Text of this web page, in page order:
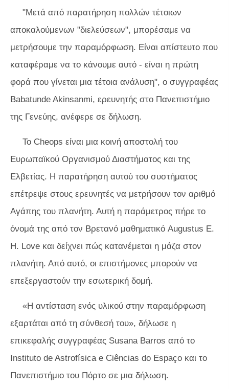
"Μετά από παρατήρηση πολλών τέτοιων
αποκαλούμενων "διελεύσεων", μπορέσαμε να
μετρήσουμε την παραμόρφωση. Είναι απίστευτο που
καταφέραμε να το κάνουμε αυτό - είναι η πρώτη
φορά που γίνεται μια τέτοια ανάλυση", ο συγγραφέας
Babatunde Akinsanmi, ερευνητής στο Πανεπιστήμιο
της Γενεύης, ανέφερε σε δήλωση.
Το Cheops είναι μια κοινή αποστολή του
Ευρωπαϊκού Οργανισμού Διαστήματος και της
Ελβετίας. Η παρατήρηση αυτού του συστήματος
επέτρεψε στους ερευνητές να μετρήσουν τον αριθμό
Αγάπης του πλανήτη. Αυτή η παράμετρος πήρε το
όνομά της από τον Βρετανό μαθηματικό Augustus E.
H. Love και δείχνει πώς κατανέμεται η μάζα στον
πλανήτη. Από αυτό, οι επιστήμονες μπορούν να
επεξεργαστούν την εσωτερική δομή.
«Η αντίσταση ενός υλικού στην παραμόρφωση
εξαρτάται από τη σύνθεσή του», δήλωσε η
επικεφαλής συγγραφέας Susana Barros από το
Instituto de Astrofísica e Ciências do Espaço και το
Πανεπιστήμιο του Πόρτο σε μια δήλωση.